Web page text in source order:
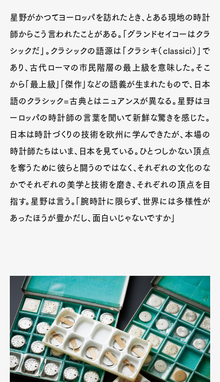
星野がかつてヨーロッパを訪れたとき、とある現地の時計
師からこう言われたことがある。「グランドセイコーはクラ
シックだ」。クラシックの語源は「クラシキ（classici）」で
あり、古代ローマの市民階層の最上級を意味した。そこ
から「最上級」「傑作」などの語義が生まれたもので、日本
語のクラシック=古典とはニュアンスが異なる。星野はヨ
ーロッパの時計師の言葉を聞いて新鮮な驚きを感じた。
日本は時計づくりの技術を欧州に学んできたが、本場の
時計師たちはいま、日本を見ている。ひとつしかない頂点
を奪うために彼らと闘うのではなく、それぞれの文化のな
かでそれぞれの美学と技術を磨き、それぞれの頂点を目
指す。星野は言う。「腕時計に限らず、世界には多様性が
あったほうが豊かだし、面白いじゃないですか」